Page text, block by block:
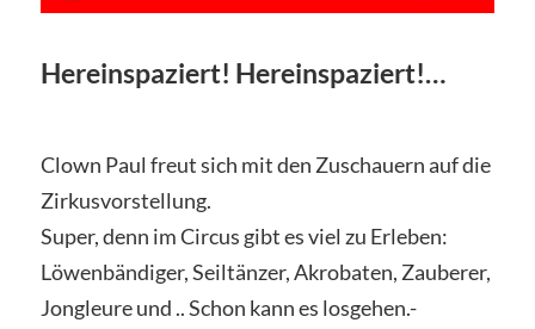
Hereinspaziert! Hereinspaziert!…
Clown Paul freut sich mit den Zuschauern auf die
Zirkusvorstellung.
Super, denn im Circus gibt es viel zu Erleben:
Löwenbändiger, Seiltänzer, Akrobaten, Zauberer,
Jongleure und .. Schon kann es losgehen.-